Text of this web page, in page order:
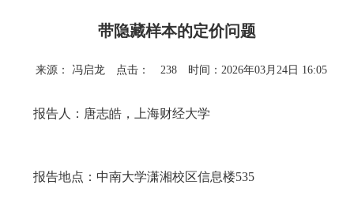
带隐藏样本的定价问题
来源： 冯启龙 点击： 238 时间：2026年03月24日 16:05
报告人： 唐志皓 ， 上海财经大学
报告地点：中南大学潇湘校区信息楼535